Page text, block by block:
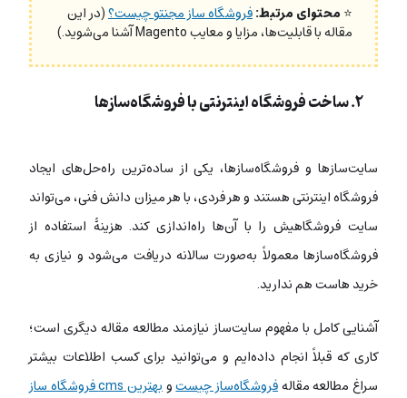
⭐محتوای مرتبط:فروشگاه ساز مجنتو چیست؟(در این
مقاله با قابلیت‌ها، مزایا و معایب Magento آشنا می‌شوید.)
۲. ساخت فروشگاه اینترنتی با فروشگاه‌سازها
سایت‌سازها و فروشگاه‌سازها، یکی از ساده‌ترین راه‌حل‌های ایجاد
فروشگاه اینترنتی هستند و هر فردی، با هر میزان دانش فنی، می‌تواند
سایت فروشگاهیش را با آن‌ها راه‌اندازی کند. هزینۀ استفاده از
فروشگاه‌سازها معمولاً به‌صورت سالانه دریافت می‌شود و نیازی به
خرید هاست هم ندارید.
آشنایی کامل با مفهوم سایت‌ساز نیازمند مطالعه مقاله دیگری است؛
کاری که قبلاً انجام داده‌ایم و می‌توانید برای کسب اطلاعات بیشتر
سراغ مطالعه مقالهفروشگاه‌ساز چیستوبهترین cms فروشگاه ساز